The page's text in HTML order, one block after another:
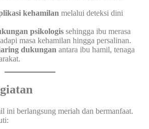
kehamilan melalui deteksi dini
psikologis sehingga ibu merasa
masa kehamilan hingga persalinan.
dukungan antara ibu hamil, tenaga
ini berlangsung meriah dan bermanfaat.